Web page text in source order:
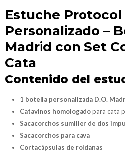
Estuche Protocol
Personalizado –
Madrid con Set
Cata
Contenido del
1 botella personalizada D.O.
Catavinos homologadopara cata
Sacacorchos sumiller de dos
Sacacorchos para cava
Cortacápsulas de roldanas